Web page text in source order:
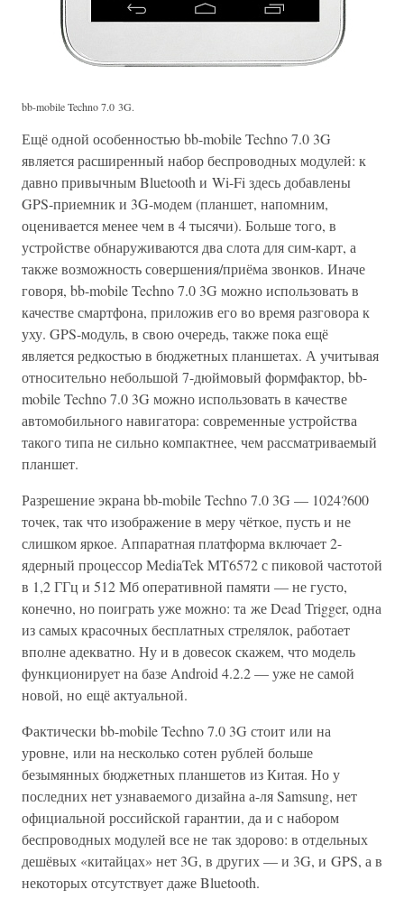
bb-mobile Techno 7.0 3G.
Ещё одной особенностью bb-mobile Techno 7.0 3G
является расширенный набор беспроводных модулей: к
давно привычным Bluetooth и Wi-Fi здесь добавлены
GPS-приемник и 3G-модем (планшет, напомним,
оценивается менее чем в 4 тысячи). Больше того, в
устройстве обнаруживаются два слота для сим-карт, а
также возможность совершения/приёма звонков. Иначе
говоря, bb-mobile Techno 7.0 3G можно использовать в
качестве смартфона, приложив его во время разговора к
уху. GPS-модуль, в свою очередь, также пока ещё
является редкостью в бюджетных планшетах. А учитывая
относительно небольшой 7-дюймовый формфактор, bb-
mobile Techno 7.0 3G можно использовать в качестве
автомобильного навигатора: современные устройства
такого типа не сильно компактнее, чем рассматриваемый
планшет.
Разрешение экрана bb-mobile Techno 7.0 3G — 1024?600
точек, так что изображение в меру чёткое, пусть и не
слишком яркое. Аппаратная платформа включает 2-
ядерный процессор MediaTek MT6572 с пиковой частотой
в 1,2 ГГц и 512 Мб оперативной памяти — не густо,
конечно, но поиграть уже можно: та же Dead Trigger, одна
из самых красочных бесплатных стрелялок, работает
вполне адекватно. Ну и в довесок скажем, что модель
функционирует на базе Android 4.2.2 — уже не самой
новой, но ещё актуальной.
Фактически bb-mobile Techno 7.0 3G стоит или на
уровне, или на несколько сотен рублей больше
безымянных бюджетных планшетов из Китая. Но у
последних нет узнаваемого дизайна а-ля Samsung, нет
официальной российской гарантии, да и с набором
беспроводных модулей все не так здорово: в отдельных
дешёвых «китайцах» нет 3G, в других — и 3G, и GPS, а в
некоторых отсутствует даже Bluetooth.